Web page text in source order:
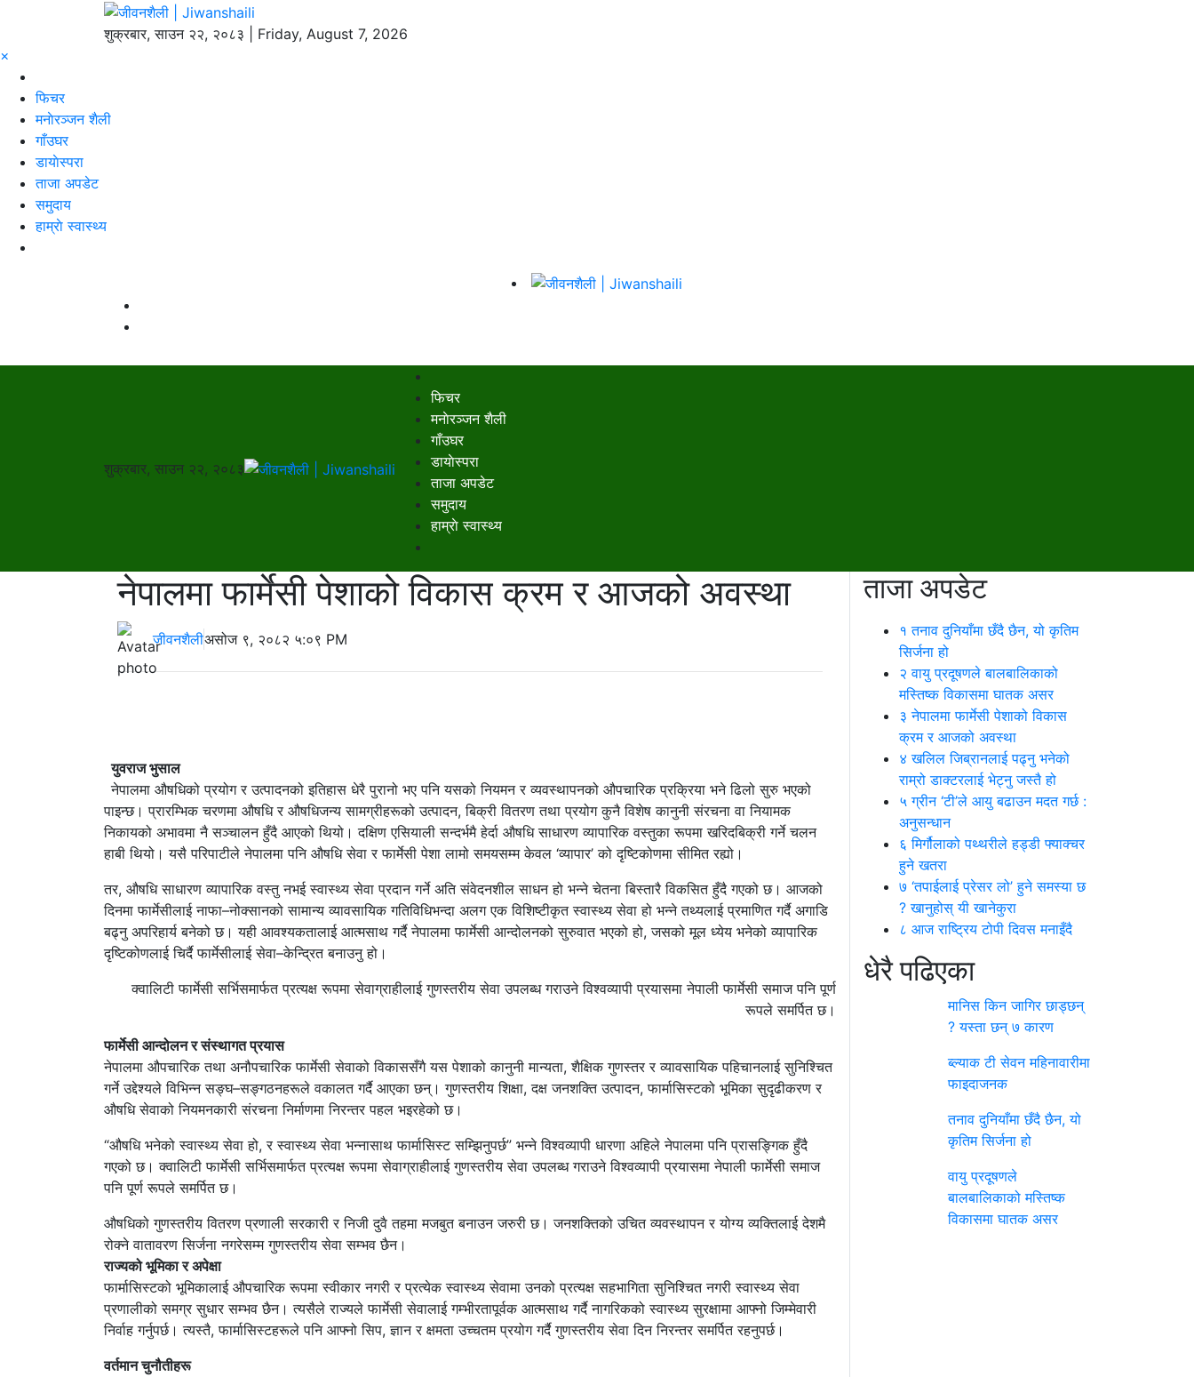
शुक्रबार, साउन २२, २०८३ | Friday, August 7, 2026
×
फिचर
मनाेरञ्जन शैली
गाँउघर
डायाेस्परा
ताजा अपडेट
समुदाय
हाम्राे स्वास्थ्य
शुक्रबार, साउन २२, २०८३
फिचर
मनाेरञ्जन शैली
गाँउघर
डायाेस्परा
ताजा अपडेट
समुदाय
हाम्राे स्वास्थ्य
नेपालमा फार्मेसी पेशाको विकास क्रम र आजको अवस्था
जीवनशैलीअसोज ९, २०८२ ५:०९ PM
युवराज भुसाल
नेपालमा औषधिको प्रयोग र उत्पादनको इतिहास धेरै पुरानो भए पनि यसको नियमन र व्यवस्थापनको औपचारिक प्रक्रिया भने ढिलो सुरु भएको
पाइन्छ। प्रारम्भिक चरणमा औषधि र औषधिजन्य सामग्रीहरूको उत्पादन, बिक्री वितरण तथा प्रयोग कुनै विशेष कानुनी संरचना वा नियामक
निकायको अभावमा नै सञ्चालन हुँदै आएको थियो। दक्षिण एसियाली सन्दर्भमै हेर्दा औषधि साधारण व्यापारिक वस्तुका रूपमा खरिदबिक्री गर्ने चलन
हाबी थियो। यसै परिपाटीले नेपालमा पनि औषधि सेवा र फार्मेसी पेशा लामो समयसम्म केवल ‘व्यापार’ को दृष्टिकोणमा सीमित रह्यो।
तर, औषधि साधारण व्यापारिक वस्तु नभई स्वास्थ्य सेवा प्रदान गर्ने अति संवेदनशील साधन हो भन्ने चेतना बिस्तारै विकसित हुँदै गएको छ। आजको
दिनमा फार्मेसीलाई नाफा–नोक्सानको सामान्य व्यावसायिक गतिविधिभन्दा अलग एक विशिष्टीकृत स्वास्थ्य सेवा हो भन्ने तथ्यलाई प्रमाणित गर्दै अगाडि
बढ्नु अपरिहार्य बनेको छ। यही आवश्यकतालाई आत्मसाथ गर्दै नेपालमा फार्मेसी आन्दोलनको सुरुवात भएको हो, जसको मूल ध्येय भनेको व्यापारिक
दृष्टिकोणलाई चिर्दै फार्मेसीलाई सेवा–केन्द्रित बनाउनु हो।
क्वालिटी फार्मेसी सर्भिसमार्फत प्रत्यक्ष रूपमा सेवाग्राहीलाई गुणस्तरीय सेवा उपलब्ध गराउने विश्वव्यापी प्रयासमा नेपाली फार्मेसी समाज पनि पूर्ण
रूपले समर्पित छ।
फार्मेसी आन्दोलन र संस्थागत प्रयास
नेपालमा औपचारिक तथा अनौपचारिक फार्मेसी सेवाको विकाससँगै यस पेशाको कानुनी मान्यता, शैक्षिक गुणस्तर र व्यावसायिक पहिचानलाई सुनिश्चित
गर्ने उद्देश्यले विभिन्न सङ्घ–सङ्गठनहरूले वकालत गर्दै आएका छन्। गुणस्तरीय शिक्षा, दक्ष जनशक्ति उत्पादन, फार्मासिस्टको भूमिका सुदृढीकरण र
औषधि सेवाको नियमनकारी संरचना निर्माणमा निरन्तर पहल भइरहेको छ।
“औषधि भनेको स्वास्थ्य सेवा हो, र स्वास्थ्य सेवा भन्नासाथ फार्मासिस्ट सम्झिनुपर्छ” भन्ने विश्वव्यापी धारणा अहिले नेपालमा पनि प्रासङ्गिक हुँदै
गएको छ। क्वालिटी फार्मेसी सर्भिसमार्फत प्रत्यक्ष रूपमा सेवाग्राहीलाई गुणस्तरीय सेवा उपलब्ध गराउने विश्वव्यापी प्रयासमा नेपाली फार्मेसी समाज
पनि पूर्ण रूपले समर्पित छ।
औषधिको गुणस्तरीय वितरण प्रणाली सरकारी र निजी दुवै तहमा मजबुत बनाउन जरुरी छ। जनशक्तिको उचित व्यवस्थापन र योग्य व्यक्तिलाई देशमै
रोक्ने वातावरण सिर्जना नगरेसम्म गुणस्तरीय सेवा सम्भव छैन।
राज्यको भूमिका र अपेक्षा
फार्मासिस्टको भूमिकालाई औपचारिक रूपमा स्वीकार नगरी र प्रत्येक स्वास्थ्य सेवामा उनको प्रत्यक्ष सहभागिता सुनिश्चित नगरी स्वास्थ्य सेवा
प्रणालीको समग्र सुधार सम्भव छैन। त्यसैले राज्यले फार्मेसी सेवालाई गम्भीरतापूर्वक आत्मसाथ गर्दै नागरिकको स्वास्थ्य सुरक्षामा आफ्नो जिम्मेवारी
निर्वाह गर्नुपर्छ। त्यस्तै, फार्मासिस्टहरूले पनि आफ्नो सिप, ज्ञान र क्षमता उच्चतम प्रयोग गर्दै गुणस्तरीय सेवा दिन निरन्तर समर्पित रहनुपर्छ।
वर्तमान चुनौतीहरू
ताजा अपडेट
१ तनाव दुनियाँमा छँदै छैन, यो कृतिम
सिर्जना हो
२ वायु प्रदूषणले बालबालिकाको
मस्तिष्क विकासमा घातक असर
३ नेपालमा फार्मेसी पेशाको विकास
क्रम र आजको अवस्था
४ खलिल जिब्रानलाई पढ्नु भनेको
राम्रो डाक्टरलाई भेट्नु जस्तै हो
५ ग्रीन ‘टी’ले आयु बढाउन मदत गर्छ :
अनुसन्धान
६ मिर्गौलाको पथ्थरीले हड्डी फ्याक्चर
हुने खतरा
७ ‘तपाईलाई प्रेसर लो’ हुने समस्या छ
? खानुहोस् यी खानेकुरा
८ आज राष्ट्रिय टोपी दिवस मनाइँदै
धेरै पढिएका
मानिस किन जागिर छाड्छन्
? यस्ता छन् ७ कारण
ब्ल्याक टी सेवन महिनावारीमा
फाइदाजनक
तनाव दुनियाँमा छँदै छैन, यो
कृतिम सिर्जना हो
वायु प्रदूषणले
बालबालिकाको मस्तिष्क
विकासमा घातक असर